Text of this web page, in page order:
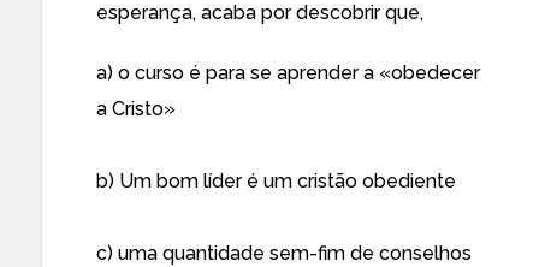
esperança, acaba por descobrir que,
a) o curso é para se aprender a «obedecer
a Cristo»
b) Um bom líder é um cristão obediente
c) uma quantidade sem-fim de conselhos